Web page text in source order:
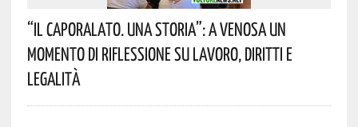
“Il Caporalato. Una Storia”: A Venosa Un
Momento Di Riflessione Su Lavoro, Diritti E
Legalità